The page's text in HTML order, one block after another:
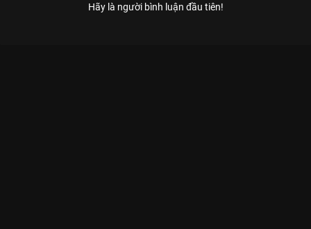
Hãy là người bình luận đầu tiên!